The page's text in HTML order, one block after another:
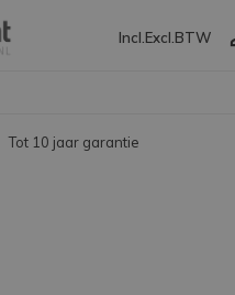
Incl. Excl. BTW
Tot 10 jaar garantie